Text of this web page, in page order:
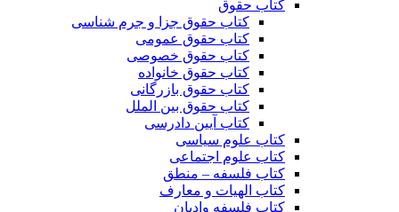
کتاب حقوق
کتاب حقوق جزا و جرم شناسی
کتاب حقوق عمومی
کتاب حقوق خصوصی
کتاب حقوق خانواده
کتاب حقوق بازرگانی
کتاب حقوق بین الملل
کتاب آیین دادرسی
کتاب علوم سیاسی
کتاب علوم اجتماعی
کتاب فلسفه – منطق
کتاب الهیات و معارف
کتاب فلسفه وادیان